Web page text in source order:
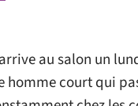
au salon un
homme court qui